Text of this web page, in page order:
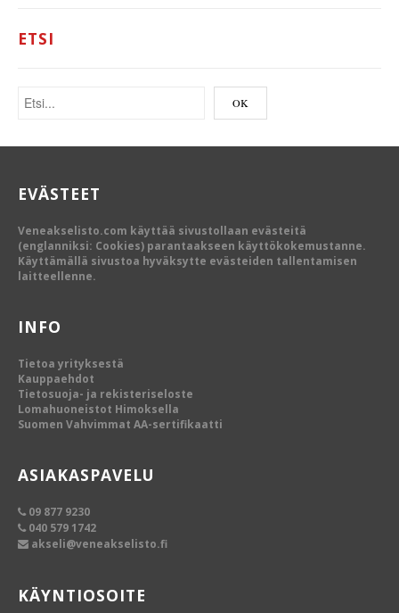
ETSI
EVÄSTEET
Veneakselisto.com käyttää sivustollaan evästeitä
(englanniksi: Cookies) parantaakseen käyttökokemustanne.
Käyttämällä sivustoa hyväksytte evästeiden tallentamisen
laitteellenne.
INFO
Tietoa yrityksestä
Kauppaehdot
Tietosuoja- ja rekisteriseloste
Lomahuoneistot Himoksella
Suomen Vahvimmat AA-sertifikaatti
ASIAKASPAVELU
09 877 9230
040 579 1742
akseli@veneakselisto.fi
KÄYNTIOSOITE